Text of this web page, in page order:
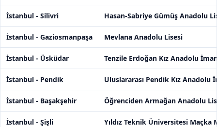
İstanbul - Silivri Hasan-Sabriye Gümüş Anadolu
İstanbul - Gaziosmanpaşa Mevlana Anadolu Lisesi
İstanbul - Üsküdar Tenzile Erdoğan Kız Anadolu
İstanbul - Pendik Uluslararası Pendik Kız Anadolu
İstanbul - Başakşehir Öğrenciden Armağan Anadolu
İstanbul - Şişli Yıldız Teknik Üniversitesi